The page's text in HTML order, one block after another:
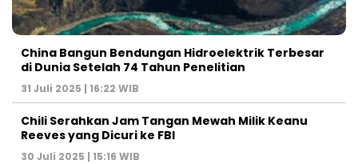
China Bangun Bendungan Hidroelektrik Terbesar
di Dunia Setelah 74 Tahun Penelitian
31 Juli 2025 | 16:22 WIB
Chili Serahkan Jam Tangan Mewah Milik Keanu
Reeves yang Dicuri ke FBI
30 Juli 2025 | 15:16 WIB